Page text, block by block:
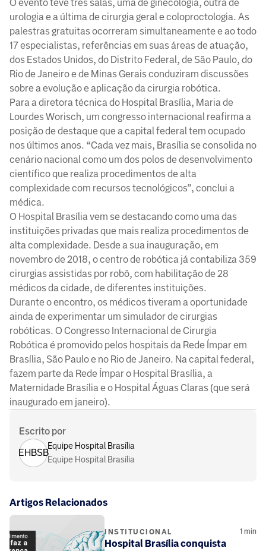
O evento teve três salas, uma de ginecologia, outra de
urologia e a última de cirurgia geral e coloproctologia. As
palestras gratuitas ocorreram simultaneamente e ao todo
17 especialistas, referências em suas áreas de atuação,
dos Estados Unidos, do Distrito Federal, de São Paulo, do
Rio de Janeiro e de Minas Gerais conduziram discussões
sobre a evolução e aplicação da cirurgia robótica.
Para a diretora técnica do Hospital Brasília, Maria de
Lourdes Worisch, um congresso internacional reafirma a
posição de destaque que a capital federal tem ocupado
nos últimos anos. “Cada vez mais, Brasília se consolida no
cenário nacional como um dos polos de desenvolvimento
científico que realiza procedimentos de alta
complexidade com recursos tecnológicos”, conclui a
médica.
O Hospital Brasília vem se destacando como uma das
instituições privadas que mais realiza procedimentos de
alta complexidade. Desde a sua inauguração, em
novembro de 2018, o centro de robótica já contabiliza 359
cirurgias assistidas por robô, com habilitação de 28
médicos da cidade, de diferentes instituições.
Durante o encontro, os médicos tiveram a oportunidade
ainda de experimentar um simulador de cirurgias
robóticas. O Congresso Internacional de Cirurgia
Robótica é promovido pelos hospitais da Rede Ímpar em
Brasília, São Paulo e no Rio de Janeiro. Na capital federal,
fazem parte da Rede Ímpar o Hospital Brasília, a
Maternidade Brasília e o Hospital Águas Claras (que será
inaugurado em janeiro).
Escrito por
EHBSB
Equipe Hospital Brasília
Equipe Hospital Brasília
Artigos Relacionados
INSTITUCIONAL 1 min
Hospital Brasília conquista